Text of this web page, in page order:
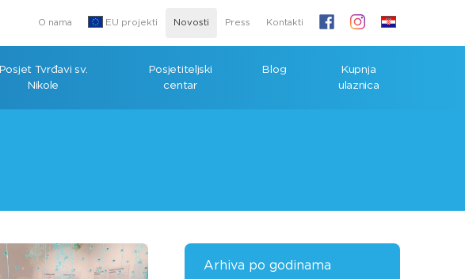
O nama EU projekti Novosti Press Kontakti
Posjet Tvrđavi sv.
Nikole
Posjetiteljski
centar
Blog
Kupnja
ulaznica
Arhiva po godinama